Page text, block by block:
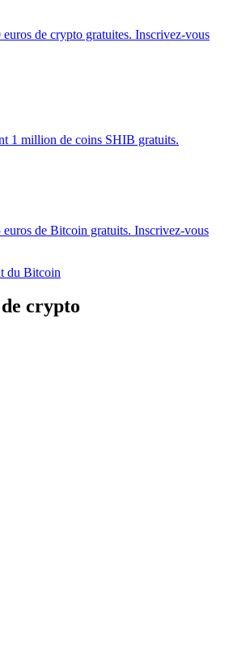
de crypto gratuites. Inscrivez-vous
1 million de coins SHIB gratuits.
de Bitcoin gratuits. Inscrivez-vous
du Bitcoin
crypto